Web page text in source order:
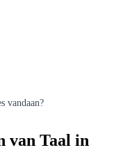
vandaan?
van Taal in